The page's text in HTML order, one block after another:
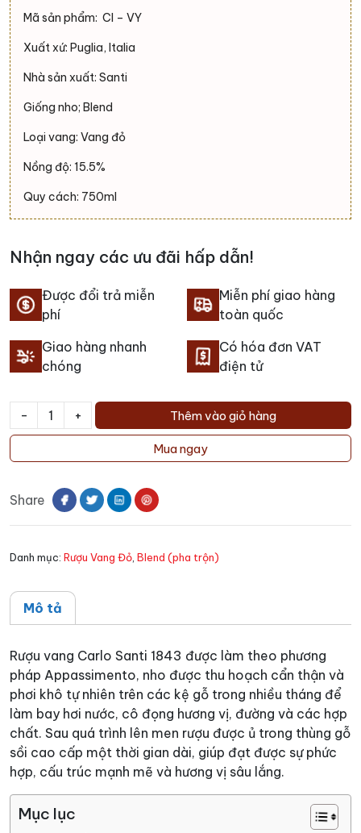
Mã sản phẩm: CI – VY
Xuất xứ: Puglia, Italia
Nhà sản xuất: Santi
Giống nho; Blend
Loại vang: Vang đỏ
Nồng độ: 15.5%
Quy cách: 750ml
Nhận ngay các ưu đãi hấp dẫn!
Được đổi trả miễn
phí
Miễn phí giao hàng
toàn quốc
Giao hàng nhanh
chóng
Có hóa đơn VAT
điện tử
-
Rượu
Carlo
1843
+ Thêm vào giỏ hàng
Mua ngay
Share
Danh mục: Rượu Vang Đỏ, Blend (pha trộn)
Mô tả
Rượu vang Carlo Santi 1843 được làm theo phương
pháp Appassimento, nho được thu hoạch cẩn thận và
phơi khô tự nhiên trên các kệ gỗ trong nhiều tháng để
làm bay hơi nước, cô đọng hương vị, đường và các hợp
chất. Sau quá trình lên men rượu được ủ trong thùng gỗ
sồi cao cấp một thời gian dài, giúp đạt được sự phức
hợp, cấu trúc mạnh mẽ và hương vị sâu lắng.
Mục lục